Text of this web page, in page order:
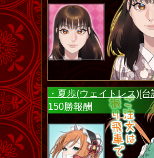
・夏歩(ウェイトレス)[
150勝報酬